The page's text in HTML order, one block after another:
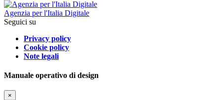
Agenzia per l'Italia Digitale
Seguici su
Privacy policy
Cookie policy
Note legali
Manuale operativo di design
×